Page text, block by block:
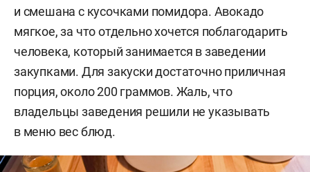
и смешана с кусочками помидора. Авокадо
мягкое, за что отдельно хочется поблагодарить
человека, который занимается в заведении
закупками. Для закуски достаточно приличная
порция, около 200 граммов. Жаль, что
владельцы заведения решили не указывать
в меню вес блюд.